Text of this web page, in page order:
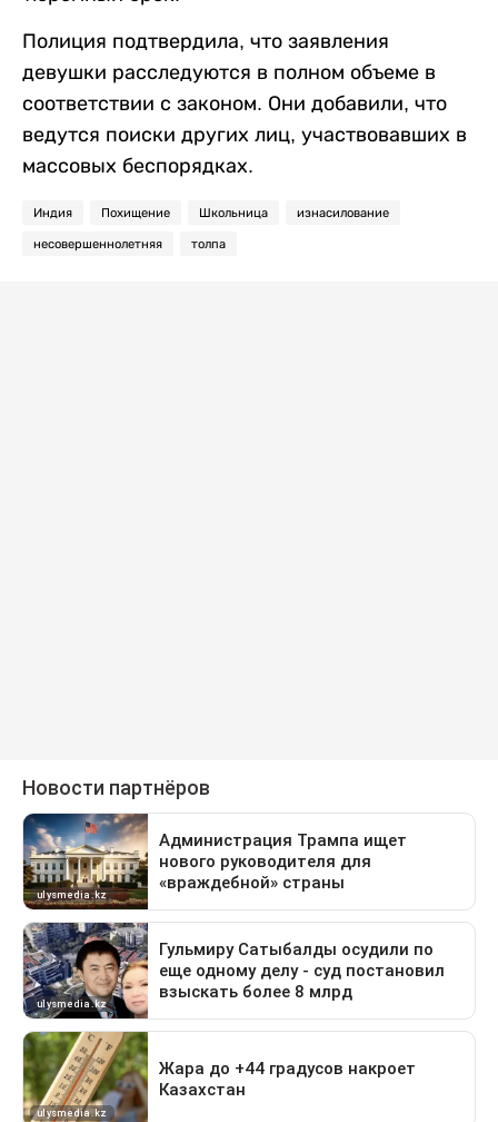
Полиция подтвердила, что заявления
девушки расследуются в полном объеме в
соответствии с законом. Они добавили, что
ведутся поиски других лиц, участвовавших в
массовых беспорядках.
Индия Похищение Школьница изнасилование
несовершеннолетняя толпа